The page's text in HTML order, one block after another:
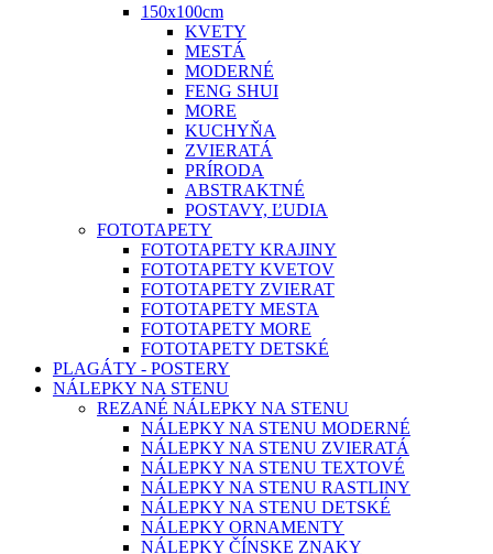
150x100cm
KVETY
MESTÁ
MODERNÉ
FENG SHUI
MORE
KUCHYŇA
ZVIERATÁ
PRÍRODA
ABSTRAKTNÉ
POSTAVY, ĽUDIA
FOTOTAPETY
FOTOTAPETY KRAJINY
FOTOTAPETY KVETOV
FOTOTAPETY ZVIERAT
FOTOTAPETY MESTA
FOTOTAPETY MORE
FOTOTAPETY DETSKÉ
PLAGÁTY - POSTERY
NÁLEPKY NA STENU
REZANÉ NÁLEPKY NA STENU
NÁLEPKY NA STENU MODERNÉ
NÁLEPKY NA STENU ZVIERATÁ
NÁLEPKY NA STENU TEXTOVÉ
NÁLEPKY NA STENU RASTLINY
NÁLEPKY NA STENU DETSKÉ
NÁLEPKY ORNAMENTY
NÁLEPKY ČÍNSKE ZNAKY